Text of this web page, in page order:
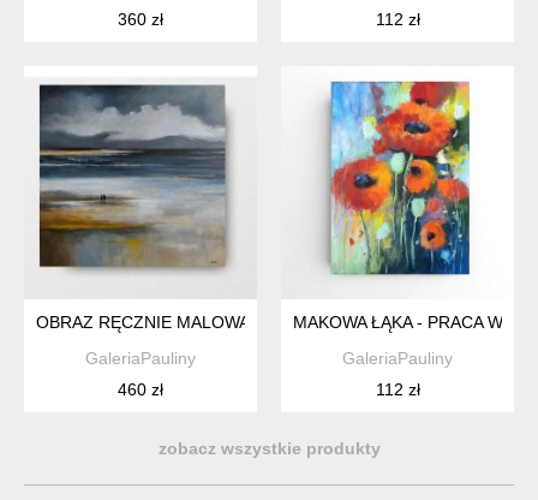
360 zł
112 zł
OBRAZ RĘCZNIE MALOWANY - MORZE
GaleriaPauliny
460 zł
MAKOWA ŁĄKA - PRACA
GaleriaPauliny
112 zł
zobacz wszystkie produkty